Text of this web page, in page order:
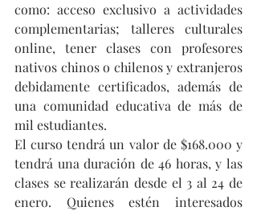
como: acceso exclusivo a actividades
complementarias; talleres culturales
online, tener clases con profesores
nativos chinos o chilenos y extranjeros
debidamente certificados, además de
una comunidad educativa de más de
mil estudiantes.
El curso tendrá un valor de $168.000 y
tendrá una duración de 46 horas, y las
clases se realizarán desde el 3 al 24 de
enero. Quienes estén interesados